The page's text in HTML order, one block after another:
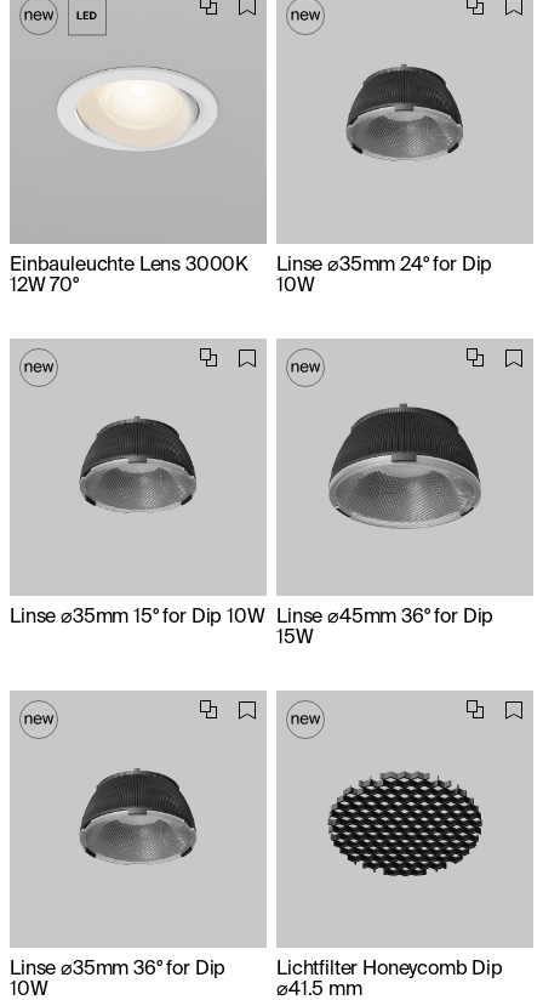
Einbauleuchte Lens 3000K
12W 70°
Linse ⌀35mm 24° for Dip
10W
Linse ⌀35mm 15° for Dip 10W
Linse ⌀45mm 36° for Dip
15W
Linse ⌀35mm 36° for Dip
10W
Lichtfilter Honeycomb Dip
⌀41.5 mm